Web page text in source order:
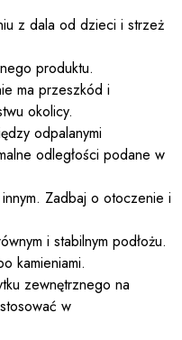
z dala od dzieci i strzeż
produktu.
ma przeszkód i
okolicy.
odpalanymi
odległości podane w
Zadbaj o otoczenie i
i stabilnym podłożu.
kamieniami.
zewnętrznego na
w